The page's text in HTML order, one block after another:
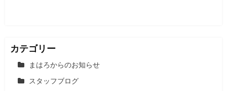
カテゴリー
まはろからのお知らせ
スタッフブログ